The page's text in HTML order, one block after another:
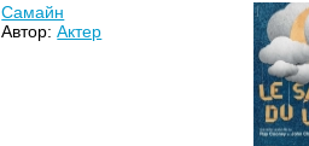
Самайн
Автор:Актер